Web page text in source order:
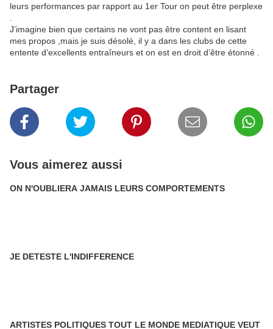
leurs performances par rapport au 1er Tour on peut être perplexe
J’imagine bien que certains ne vont pas être content en lisant
mes propos ,mais je suis désolé, il y a dans les clubs de cette
entente d’excellents entraîneurs et on est en droit d’être étonné .
Partager
Vous aimerez aussi
ON N'OUBLIERA JAMAIS LEURS COMPORTEMENTS
JE DETESTE L'INDIFFERENCE
ARTISTES POLITIQUES TOUT LE MONDE MEDIATIQUE VEUT